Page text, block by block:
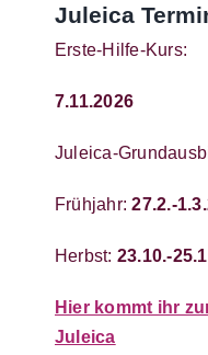
Juleica
Erste-Hilfe-Kurs:
7.11.2026
Juleica-
Frühjahr: 27.2.-
Herbst: 23.10.-
Hier kommt ihr
Juleica